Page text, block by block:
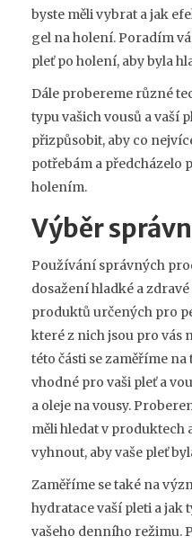
byste měli vybrat a jak
gel na holení. Poradím
pleť po holení, aby byla
Dále probereme různé
typu vašich vousů a vaší
přizpůsobit, aby co
potřebám a předcházelo
holením.
Výběr
Používání správných
dosažení hladké a
produktů určených pro
které z nich jsou pro vás
této části se zaměříme
vhodné pro vaši pleť a
a oleje na vousy.
měli hledat v produktech
vyhnout, aby vaše pleť
Zaměříme se také na
hydratace vaší pleti a
vašeho denního režimu.